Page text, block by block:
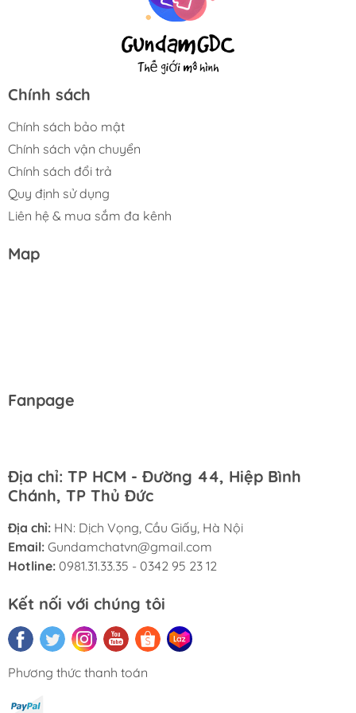
Chính sách
Chính sách bảo mật
Chính sách vận chuyển
Chính sách đổi trả
Quy định sử dụng
Liên hệ & mua sắm đa kênh
Map
Fanpage
Địa chỉ: TP HCM - Đường 44, Hiệp Bình
Chánh, TP Thủ Đức
Địa chỉ: HN: Dịch Vọng, Cầu Giấy, Hà Nội
Email: Gundamchatvn@gmail.com
Hotline: 0981.31.33.35 - 0342 95 23 12
Kết nối với chúng tôi
Phương thức thanh toán